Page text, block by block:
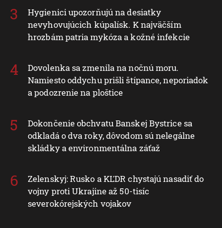
Hygienici upozorňujú na desiatky
nevyhovujúcich kúpalísk. K najväčším
hrozbám patria mykóza a kožné infekcie
Dovolenka sa zmenila na nočnú moru.
Namiesto oddychu prišli štípance, neporiadok
a podozrenie na ploštice
Dokončenie obchvatu Banskej Bystrice sa
odkladá o dva roky, dôvodom sú nelegálne
skládky a environmentálna záťaž
Zelenskyj: Rusko a KĽDR chystajú nasadiť do
vojny proti Ukrajine až 50-tisíc
severokórejských vojakov